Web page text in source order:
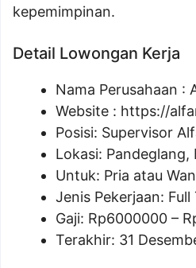
kepemimpinan.
Detail Lowongan Kerja
Nama Perusahaan :
Website : https://
Posisi: Supervisor
Lokasi: Pandeglang,
Untuk: Pria atau
Jenis Pekerjaan: Full
Gaji: Rp6000000 –
Terakhir: 31